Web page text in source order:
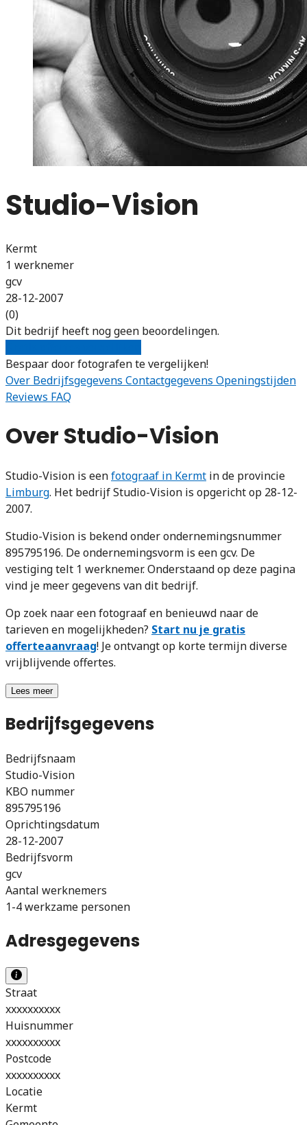
Studio-Vision
Kermt
1 werknemer
gcv
28-12-2007
(0)
Dit bedrijf heeft nog geen beoordelingen.
Bespaar door fotografen te vergelijken!
Over Bedrijfsgegevens Contactgegevens Openingstijden
Reviews FAQ
Over Studio-Vision
Studio-Vision is eenfotograaf in Kermt in de provincie
Limburg. Het bedrijf Studio-Vision is opgericht op 28-12-
2007.
Studio-Vision is bekend onder ondernemingsnummer
895795196. De ondernemingsvorm is een gcv. De
vestiging telt 1 werknemer. Onderstaand op deze pagina
vind je meer gegevens van dit bedrijf.
Op zoek naar een fotograaf en benieuwd naar de
tarieven en mogelijkheden? Start nu je gratis
offerteaanvraag! Je ontvangt op korte termijn diverse
vrijblijvende offertes.
Lees meer
Bedrijfsgegevens
Bedrijfsnaam
Studio-Vision
KBO nummer
895795196
Oprichtingsdatum
28-12-2007
Bedrijfsvorm
gcv
Aantal werknemers
1-4 werkzame personen
Adresgegevens
Straat
xxxxxxxxxx
Huisnummer
xxxxxxxxxx
Postcode
xxxxxxxxxx
Locatie
Kermt